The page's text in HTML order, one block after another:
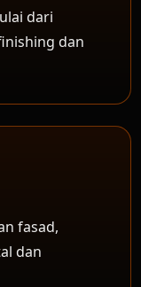
dari
dan
fasad,
dan